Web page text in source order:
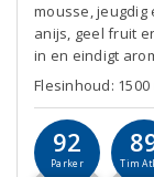
mousse, jeugdig
anijs, geel fruit
in en eindigt
Flesinhoud: 1500
92
Parker Tim